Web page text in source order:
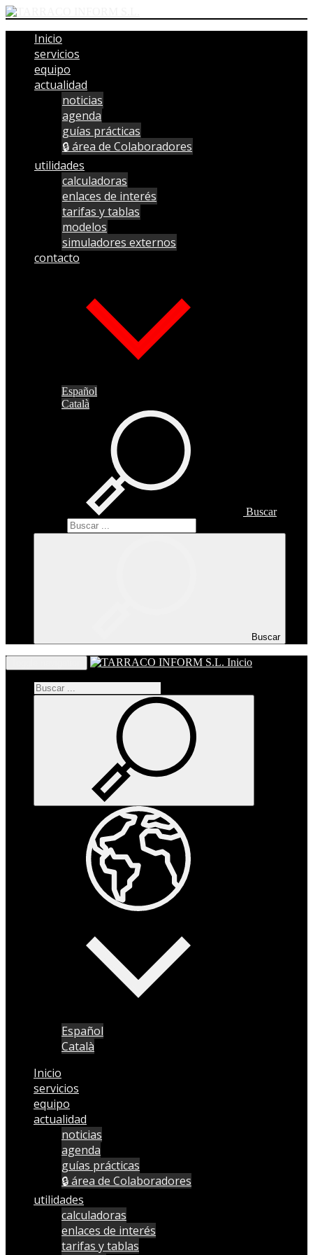
Inicio
servicios
equipo
actualidad
noticias
agenda
guías prácticas
🔒 área de Colaboradores
utilidades
calculadoras
enlaces de interés
tarifas y tablas
modelos
simuladores externos
contacto
Español
Català
Buscar
Buscar
Inicio
Español
Català
Inicio
servicios
equipo
actualidad
noticias
agenda
guías prácticas
🔒 área de Colaboradores
utilidades
calculadoras
enlaces de interés
tarifas y tablas